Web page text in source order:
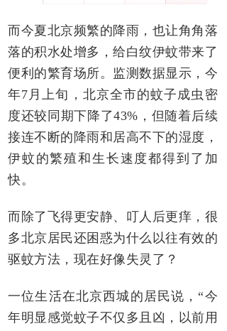
而今夏北京频繁的降雨，也让角角落
落的积水处增多，给白纹伊蚊带来了
便利的繁育场所。监测数据显示，今
年7月上旬，北京全市的蚊子成虫密
度还较同期下降了43%，但随着后续
接连不断的降雨和居高不下的湿度，
伊蚊的繁殖和生长速度都得到了加
快。
而除了飞得更安静、叮人后更痒，很
多北京居民还困惑为什么以往有效的
驱蚊方法，现在好像失灵了？
一位生活在北京西城的居民说，“今
年明显感觉蚊子不仅多且凶，以前用